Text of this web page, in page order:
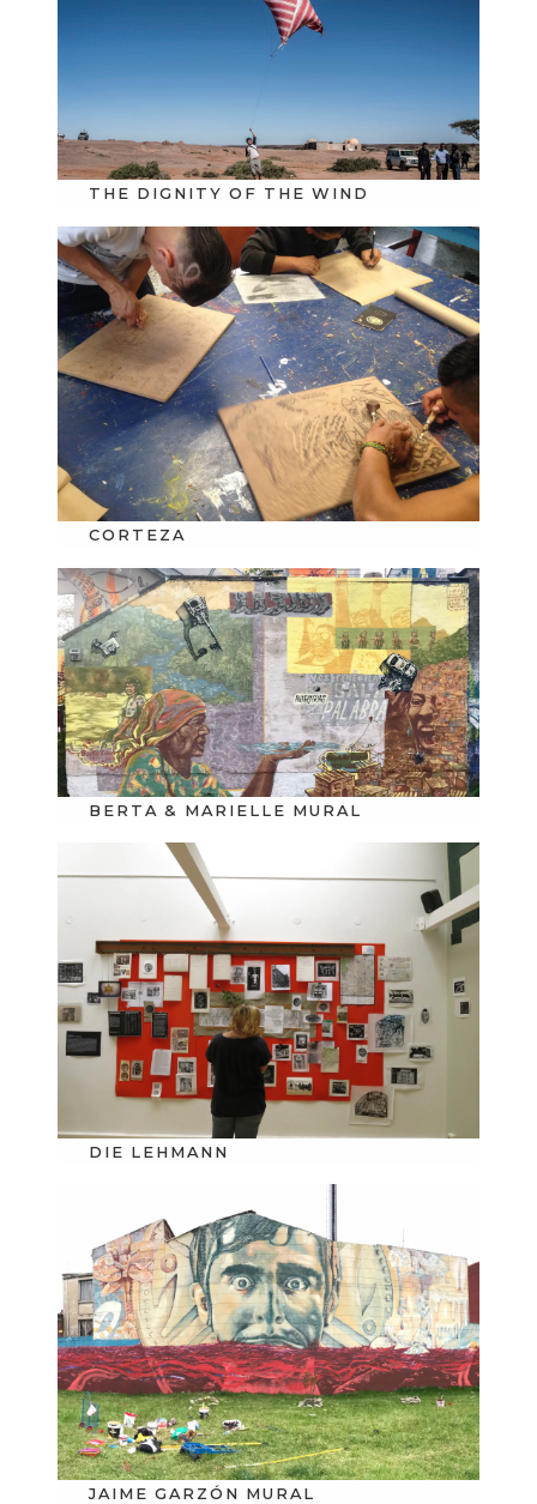
THE DIGNITY OF THE WIND
CORTEZA
BERTA & MARIELLE MURAL
DIE LEHMANN
JAIME GARZÓN MURAL